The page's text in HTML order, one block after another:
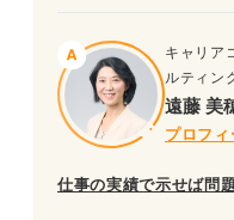
キャリア
ルティン
遠藤 美
プロフィ
仕事の実績で示せば問